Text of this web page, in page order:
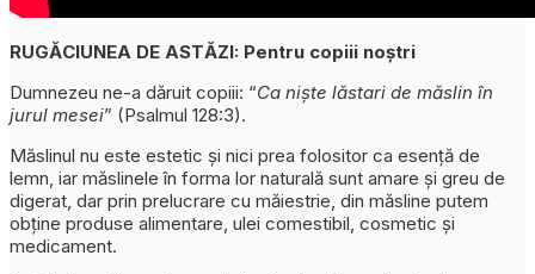
RUGĂCIUNEA DE ASTĂZI: Pentru copiii noștri
Dumnezeu ne-a dăruit copiii: “Ca niște lăstari de măslin în
jurul mesei” (Psalmul 128:3).
Măslinul nu este estetic și nici prea folositor ca esență de
lemn, iar măslinele în forma lor naturală sunt amare și greu de
digerat, dar prin prelucrare cu măiestrie, din măsline putem
obține produse alimentare, ulei comestibil, cosmetic și
medicament.